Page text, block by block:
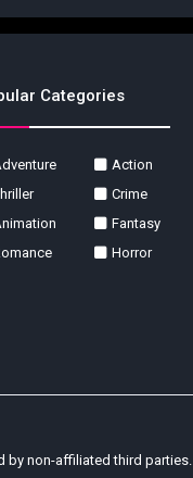
Categories
Action
Crime
Fantasy
Horror
by non-affiliated third parties.